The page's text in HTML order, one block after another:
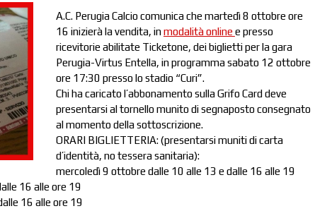
A.C. Perugia Calcio comunica che martedì 8 ottobre ore
16 inizierà la vendita, inmodalità online e presso
ricevitorie abilitate Ticketone, dei biglietti per la gara
Perugia-Virtus Entella, in programma sabato 12 ottobre
ore 17:30 presso lo stadio “Curi”.
Chi ha caricato l’abbonamento sulla Grifo Card deve
presentarsi al tornello munito di segnaposto consegnato
al momento della sottoscrizione.
ORARI BIGLIETTERIA: (presentarsi muniti di carta
d’identità, no tessera sanitaria):
mercoledì 9 ottobre dalle 10 alle 13 e dalle 16 alle 19
16 alle ore 19
16 alle ore 19